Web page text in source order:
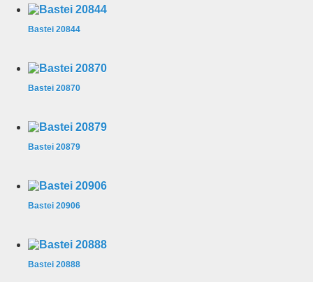
Bastei 20844
Bastei 20870
Bastei 20879
Bastei 20906
Bastei 20888